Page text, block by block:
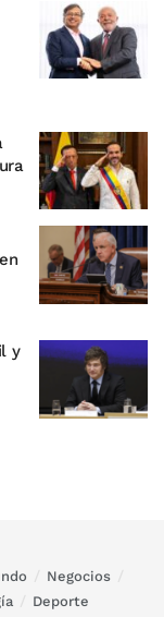
y
Negocios
Deporte